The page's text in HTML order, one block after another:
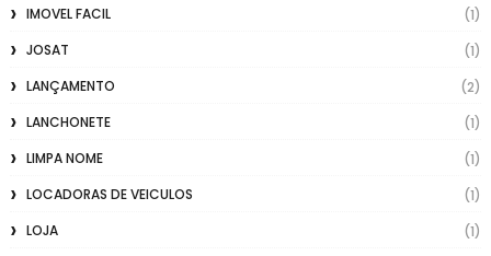
IMOVEL FACIL
(1)
JOSAT
(1)
LANÇAMENTO
(2)
LANCHONETE
(1)
LIMPA NOME
(1)
LOCADORAS DE VEICULOS
(1)
LOJA
(1)